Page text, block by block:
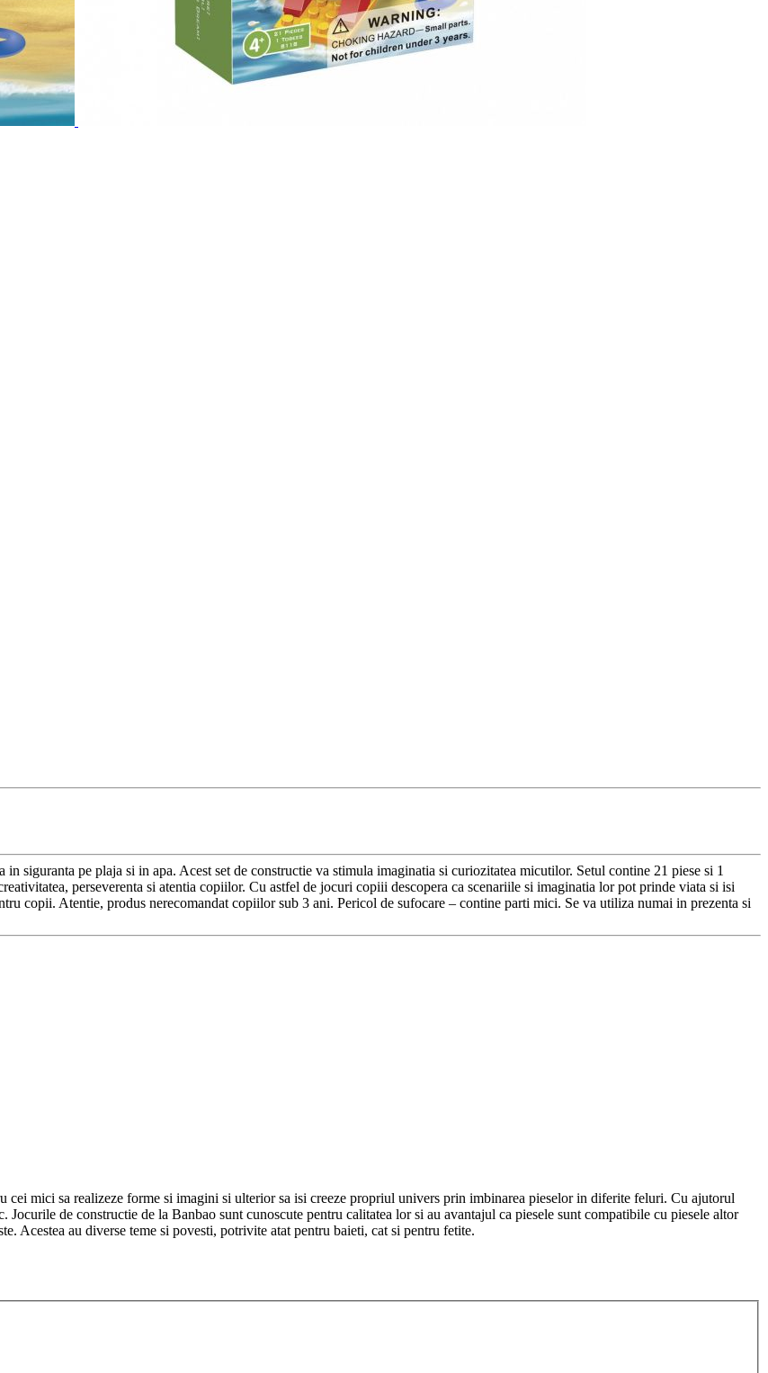
siguranta pe plaja si in apa. Acest set de constructie va stimula imaginatia si curiozitatea micutilor. Setul contine 21 piese si 1
perseverenta si atentia copiilor. Cu astfel de jocuri copiii descopera ca scenariile si imaginatia lor pot prinde viata si isi
copii. Atentie, produs nerecomandat copiilor sub 3 ani. Pericol de sufocare – contine parti mici. Se va utiliza numai in prezenta si
cei mici sa realizeze forme si imagini si ulterior sa isi creeze propriul univers prin imbinarea pieselor in diferite feluri. Cu ajutorul
de constructie de la Banbao sunt cunoscute pentru calitatea lor si au avantajul ca piesele sunt compatibile cu piesele altor
Acestea au diverse teme si povesti, potrivite atat pentru baieti, cat si pentru fetite.